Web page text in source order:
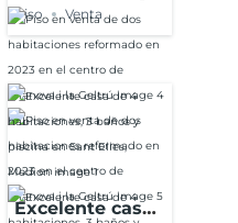
Geltrú
Piso Venta
Excelente casa